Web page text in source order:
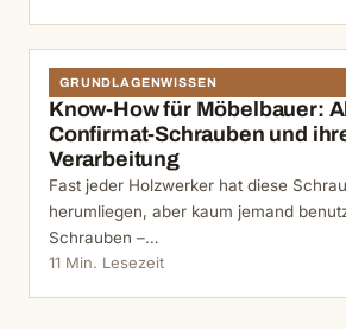
GRUNDLAGENWISSEN
Know-How für Möbelbauer:
Confirmat-Schrauben und
Verarbeitung
Fast jeder Holzwerker hat diese
herumliegen, aber kaum jemand
Schrauben –…
11 Min. Lesezeit